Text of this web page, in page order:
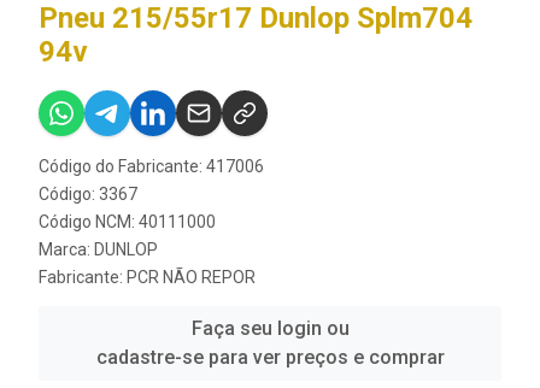
Pneu 215/55r17 Dunlop Splm704
94v
Código do Fabricante: 417006
Código: 3367
Código NCM: 40111000
Marca: DUNLOP
Fabricante: PCR NÃO REPOR
Faça seu login ou
cadastre-se para ver preços e comprar